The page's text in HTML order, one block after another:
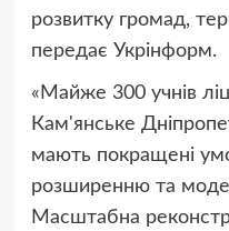
розвитку громад,
передає Укрінформ.
«Майже 300 учнів
Кам'янське
мають покращені
розширенню та
Масштабна